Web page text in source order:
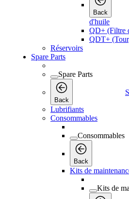
Back
d'huile
QD+ (Filtre
QDT+
Réservoirs
Spare Parts
Spare Parts
Back
Lubrifiants
Consommables
Consommables
Back
Kits de
Kits de